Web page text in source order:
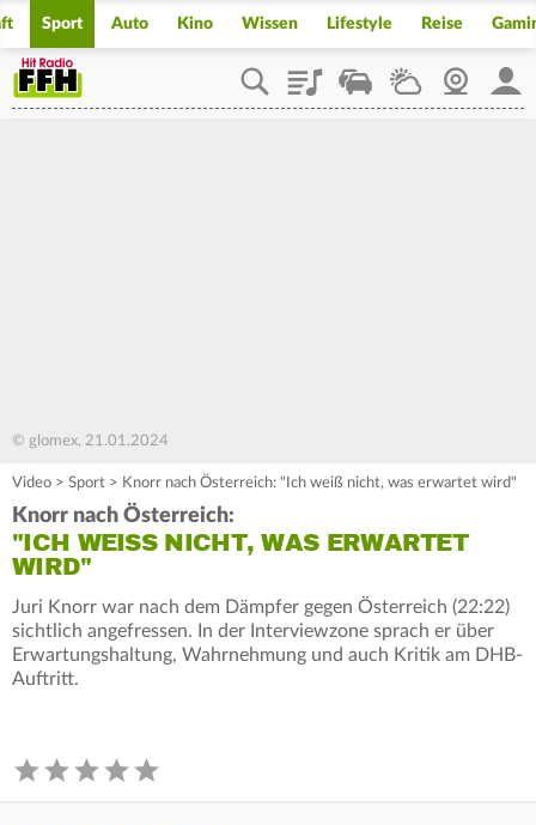
Sport Auto Kino Wissen Lifestyle Reise
PlaylistStaupilotWetterWebcam
© glomex, 21.01.2024
Video > Sport > Knorr nach Österreich: "Ich weiß nicht, was erwartet wird"
Knorr nach Österreich:
"ICH WEISS NICHT, WAS ERWARTET W
IRD"
Juri Knorr war nach dem Dämpfer gegen Österreich (22:22)
sichtlich angefressen. In der Interviewzone sprach er über
Erwartungshaltung, Wahrnehmung und auch Kritik am DHB-
Auftritt.